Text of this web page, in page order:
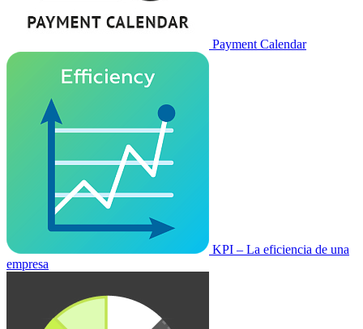
Payment Calendar
KPI – La eficiencia de una
empresa